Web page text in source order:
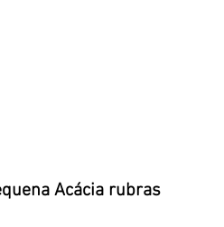
Acácia rubras